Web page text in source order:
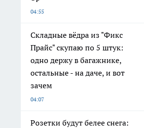
04:55
Складные вёдра из "Фикс
Прайс" скупаю по 5 штук:
одно держу в багажнике,
остальные - на даче, и вот
зачем
04:07
Розетки будут белее снега: